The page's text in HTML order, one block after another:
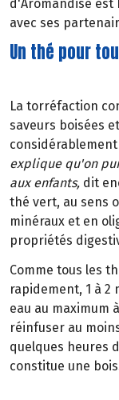
d'Aromandise est
avec ses
Un thé pour
La torréfaction
saveurs boisées
explique qu'on
aux enfants, dit
thé vert, au sens
minéraux et en
propriétés
Comme tous les
rapidement, 1 à 2
eau au maximum
réinfuser au
quelques heures
constitue une